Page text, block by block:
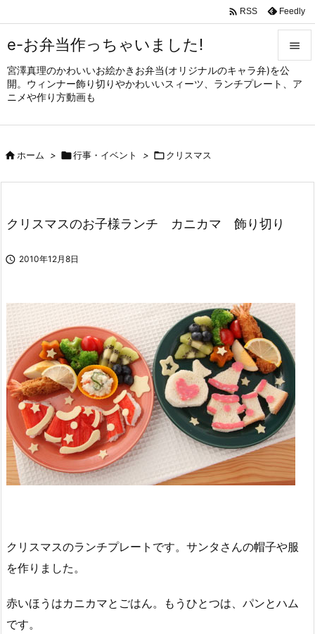
e-お弁当作っちゃいました!
宮澤真理のかわいいお絵かきお弁当(オリジナルのキャラ弁)を公
開。ウィンナー飾り切りやかわいいスィーツ、ランチプレート、ア
ニメや作り方動画も


メニュ
サイド

 RSS Feedly
ホーム > 行事・イベント > クリスマス
クリスマスのお子様ランチ カニカマ 飾り切り
 2010年12月8日
クリスマスのランチプレートです。サンタさんの帽子や服
を作りました。
赤いほうはカニカマとごはん。もうひとつは、パンとハム
です。